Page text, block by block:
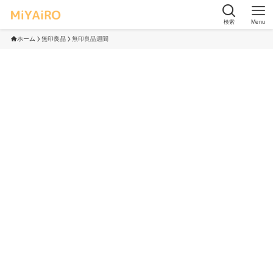
検索 Menu
ホーム 無印良品 無印良品週間